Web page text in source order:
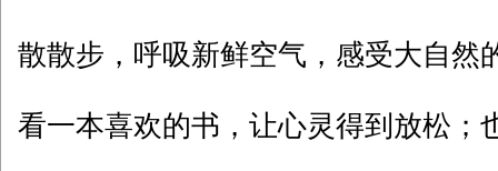
散散步，呼吸新鲜空气，感受大自然
看一本喜欢的书，让心灵得到放松；